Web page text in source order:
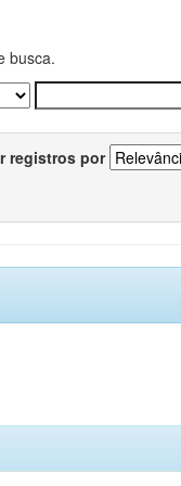
busca.
registros por